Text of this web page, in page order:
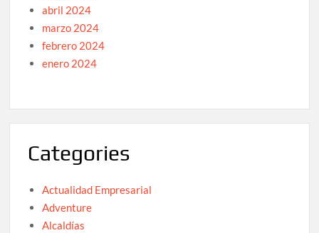
abril 2024
marzo 2024
febrero 2024
enero 2024
Categories
Actualidad Empresarial
Adventure
Alcaldías